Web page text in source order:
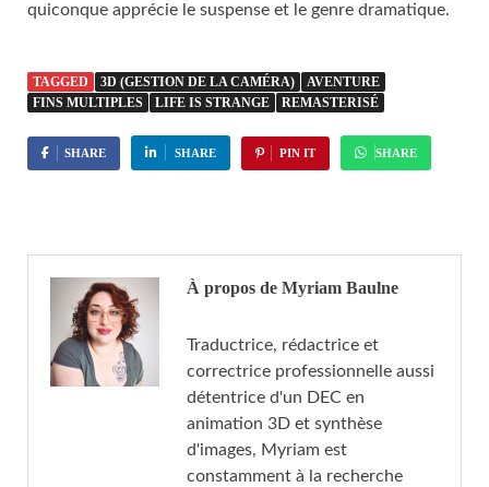
quiconque apprécie le suspense et le genre dramatique.
TAGGED 3D (GESTION DE LA CAMÉRA)
AVENTURE
FINS MULTIPLES
LIFE IS STRANGE REMASTERISÉ
SHARE SHARE PIN IT SHARE
À propos de Myriam Baulne
Traductrice, rédactrice et
correctrice professionnelle aussi
détentrice d'un DEC en
animation 3D et synthèse
d'images, Myriam est
constamment à la recherche